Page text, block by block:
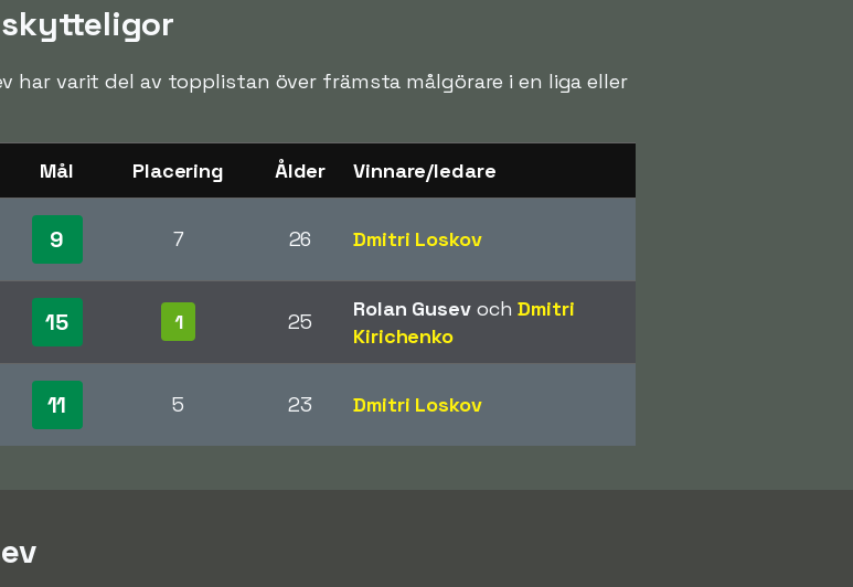
skytteligor
har varit del av topplistan över främsta målgörare i en liga eller
Mål Placering Ålder Vinnare/ledare
9 7 26 Dmitri Loskov
15 1 25
Rolan GusevochDmitri
Kirichenko
11 5 23 Dmitri Loskov